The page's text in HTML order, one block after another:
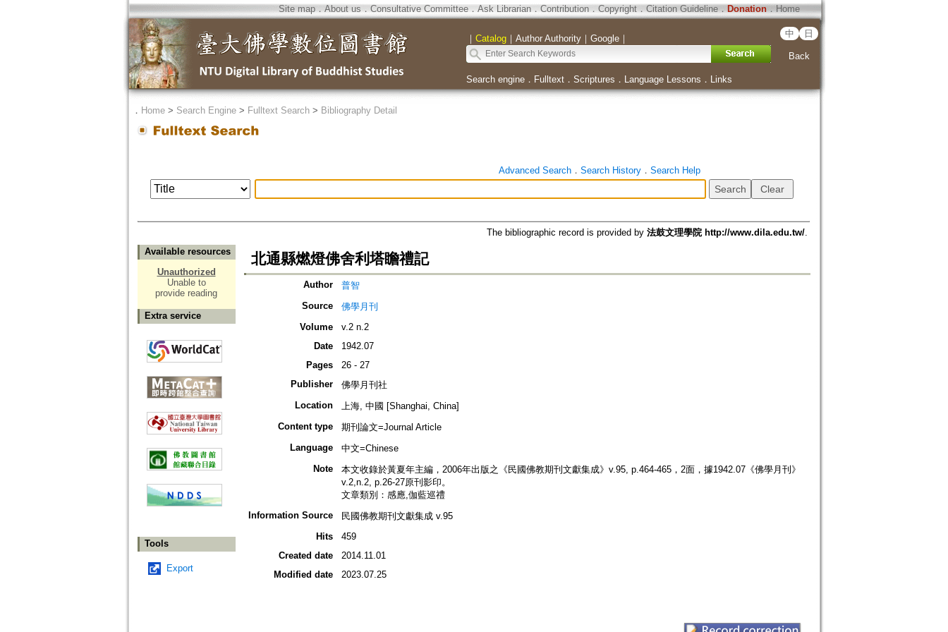
Site map．About us ． Consultative Committee． Ask Librarian． Contribution．Copyright．Citation Guideline． Donation．Home
｜ Catalog｜ Author Authority｜ Google｜ 中 日
Back
Search engine． Fulltext． Scriptures ． Language Lessons ． Links
． Home> Search Engine> Fulltext Search> Bibliography Detail
Advanced Search． Search History． Search Help
The bibliographic record is provided by 法鼓文理學院 http://www.dila.edu.tw/.
Available resources
Unauthorized
Unable to
provide reading
Extra service
Tools
Export
北通縣燃燈佛舍利塔瞻禮記
Author
普智
Source
佛學月刊
Volume
v.2 n.2
Date
1942.07
Pages
26 - 27
Publisher
佛學月刊社
Location
上海, 中國 [Shanghai, China]
Content type
期刊論文=Journal Article
Language
中文=Chinese
Note
本文收錄於黃夏年主編，2006年出版之《民國佛教期刊文獻集成》v.95, p.464-465，2面，據1942.07《佛學月刊》
v.2,n.2, p.26-27原刊影印。
文章類別：感應,伽藍巡禮
Information Source
民國佛教期刊文獻集成 v.95
Hits
459
Created date
2014.11.01
Modified date
2023.07.25